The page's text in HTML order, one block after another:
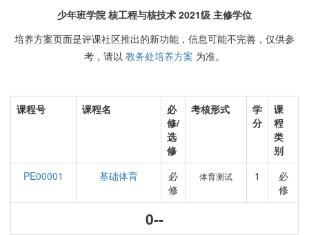
少年班学院 核工程与核技术 2021级 主修学位
培养方案页面是评课社区推出的新功能，信息可能不完善，仅供参
考，请以 教务处培养方案 为准。
课程号 课程名
必
修/
选
修
考核形式
学
分
课
程
类
别
PE00001
基础体育
必
修
体育测试 1
必
修
0--